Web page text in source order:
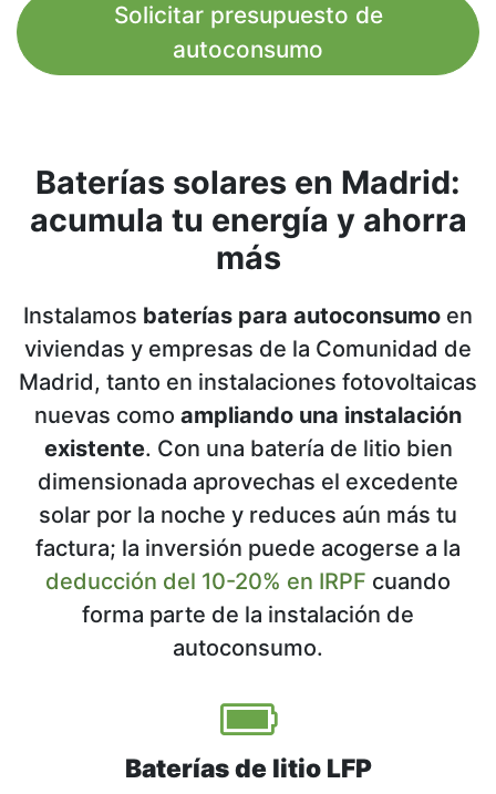
Solicitar presupuesto de
autoconsumo
Baterías solares en Madrid:
acumula tu energía y ahorra
más
Instalamos baterías para autoconsumo en
viviendas y empresas de la Comunidad de
Madrid, tanto en instalaciones fotovoltaicas
nuevas como ampliando una instalación
existente. Con una batería de litio bien
dimensionada aprovechas el excedente
solar por la noche y reduces aún más tu
factura; la inversión puede acogerse a la
deducción del 10-20% en IRPF cuando
forma parte de la instalación de
autoconsumo.
Baterías de litio LFP